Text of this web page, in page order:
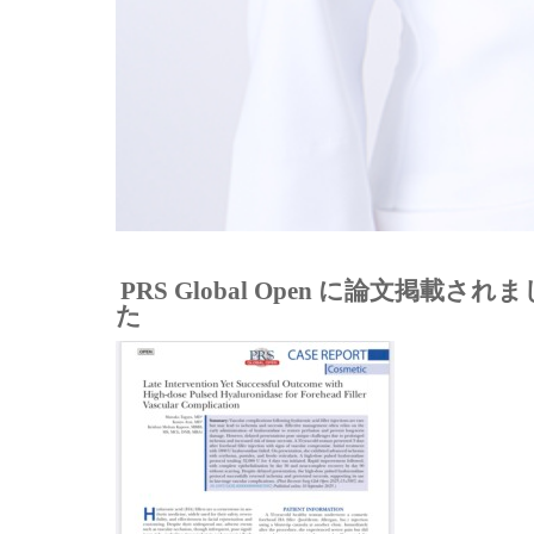
PRS Global Open に論文掲載されま
た